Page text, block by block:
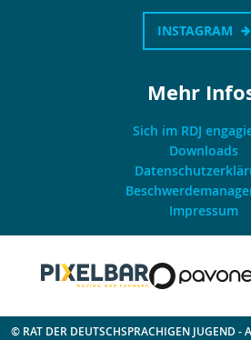
INSTAGRAM
Mehr
Sich im RDJ
Downloads
Impressum
© RAT DER DEUTSCHSPRACHIGEN JUGEND -